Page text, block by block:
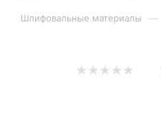
Шлифовальные материалы —